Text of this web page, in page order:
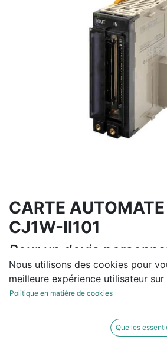
CARTE
CJ1W-II101
Pour un devis
contactez-nous
Contactez-nous
Nous utilisons des cookies pour
meilleure expérience utilisateur sur
Politique en matière de cookies
Que les